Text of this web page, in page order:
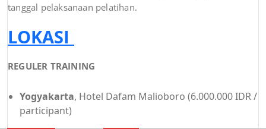
tanggal pelaksanaan pelatihan.
LOKASI
REGULER TRAINING
Yogyakarta, Hotel Dafam Malioboro (6.000.000 IDR /
participant)